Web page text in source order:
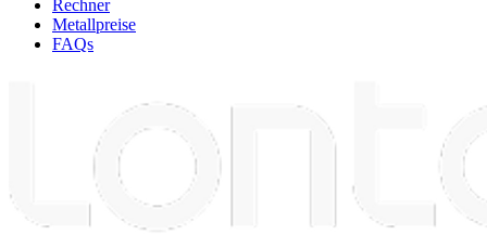
Rechner
Metallpreise
FAQs